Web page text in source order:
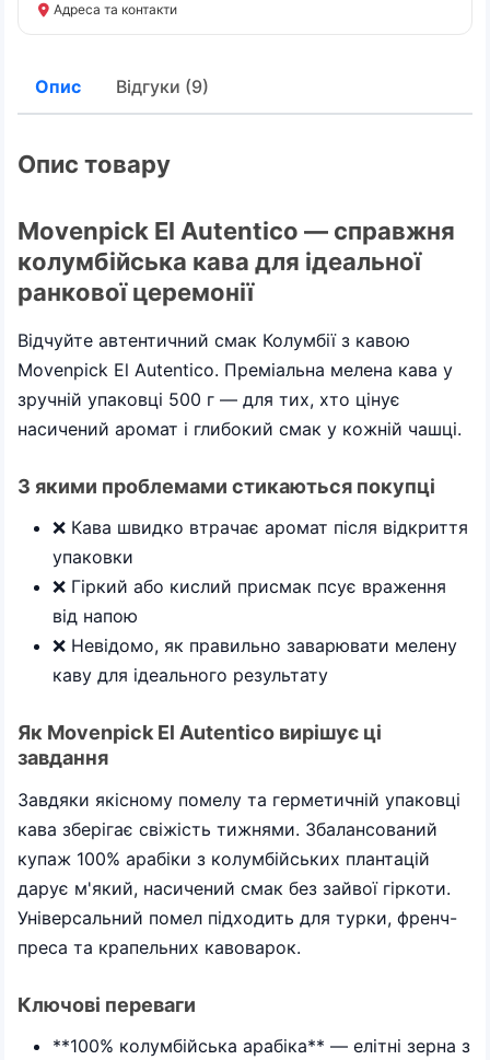
Адреса та контакти
Опис Відгуки (9)
Опис товару
Movenpick El Autentico — справжня
колумбійська кава для ідеальної
ранкової церемонії
Відчуйте автентичний смак Колумбії з кавою
Movenpick El Autentico. Преміальна мелена кава у
зручній упаковці 500 г — для тих, хто цінує
насичений аромат і глибокий смак у кожній чашці.
З якими проблемами стикаються покупці
❌ Кава швидко втрачає аромат після відкриття
упаковки
❌ Гіркий або кислий присмак псує враження
від напою
❌ Невідомо, як правильно заварювати мелену
каву для ідеального результату
Як Movenpick El Autentico вирішує ці
завдання
Завдяки якісному помелу та герметичній упаковці
кава зберігає свіжість тижнями. Збалансований
купаж 100% арабіки з колумбійських плантацій
дарує м'який, насичений смак без зайвої гіркоти.
Універсальний помел підходить для турки, френч-
преса та крапельних кавоварок.
Ключові переваги
**100% колумбійська арабіка** — елітні зерна з